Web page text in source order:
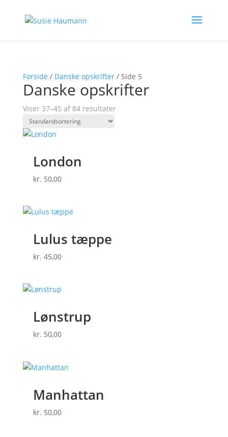
Forside / Danske opskrifter/ Side 5
Danske opskrifter
Viser 37–45 af 84 resultater
London
kr. 50,00
Lulus tæppe
kr. 45,00
Lønstrup
kr. 50,00
Manhattan
kr. 50,00